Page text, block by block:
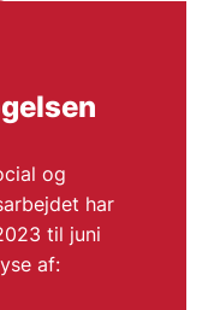
og
har
til juni
af: